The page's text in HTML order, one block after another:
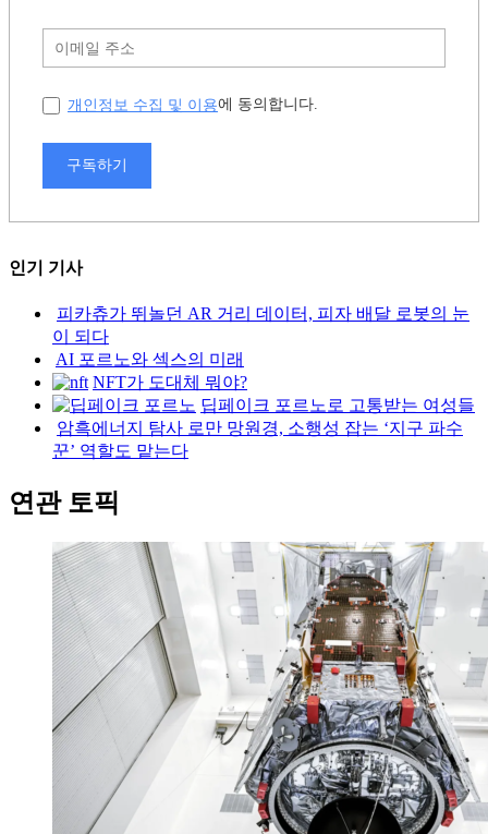
개인정보 수집 및 이용에 동의합니다.
구독하기
인기 기사
피카츄가 뛰놀던 AR 거리 데이터, 피자 배달 로봇의 눈
이 되다
AI 포르노와 섹스의 미래
NFT가 도대체 뭐야?
딥페이크 포르노로 고통받는 여성들
암흑에너지 탐사 로만 망원경, 소행성 잡는 ‘지구 파수
꾼’ 역할도 맡는다
연관 토픽